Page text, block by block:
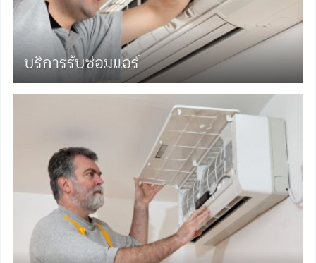
บริการรับซ่อมแอร์